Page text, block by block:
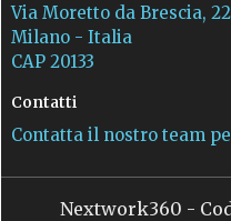
Via Moretto da Brescia, 22
Milano - Italia
CAP 20133
Contatti
Contatta il nostro team
Nextwork360 -